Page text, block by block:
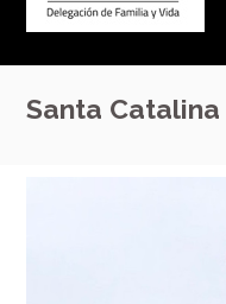
Santa